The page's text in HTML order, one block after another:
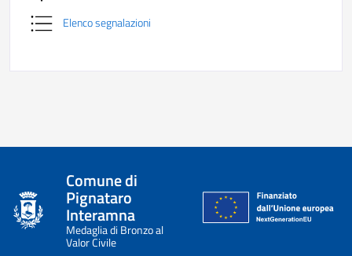
Elenco segnalazioni
Comune di
Pignataro
Interamna
Medaglia di Bronzo al
Valor Civile